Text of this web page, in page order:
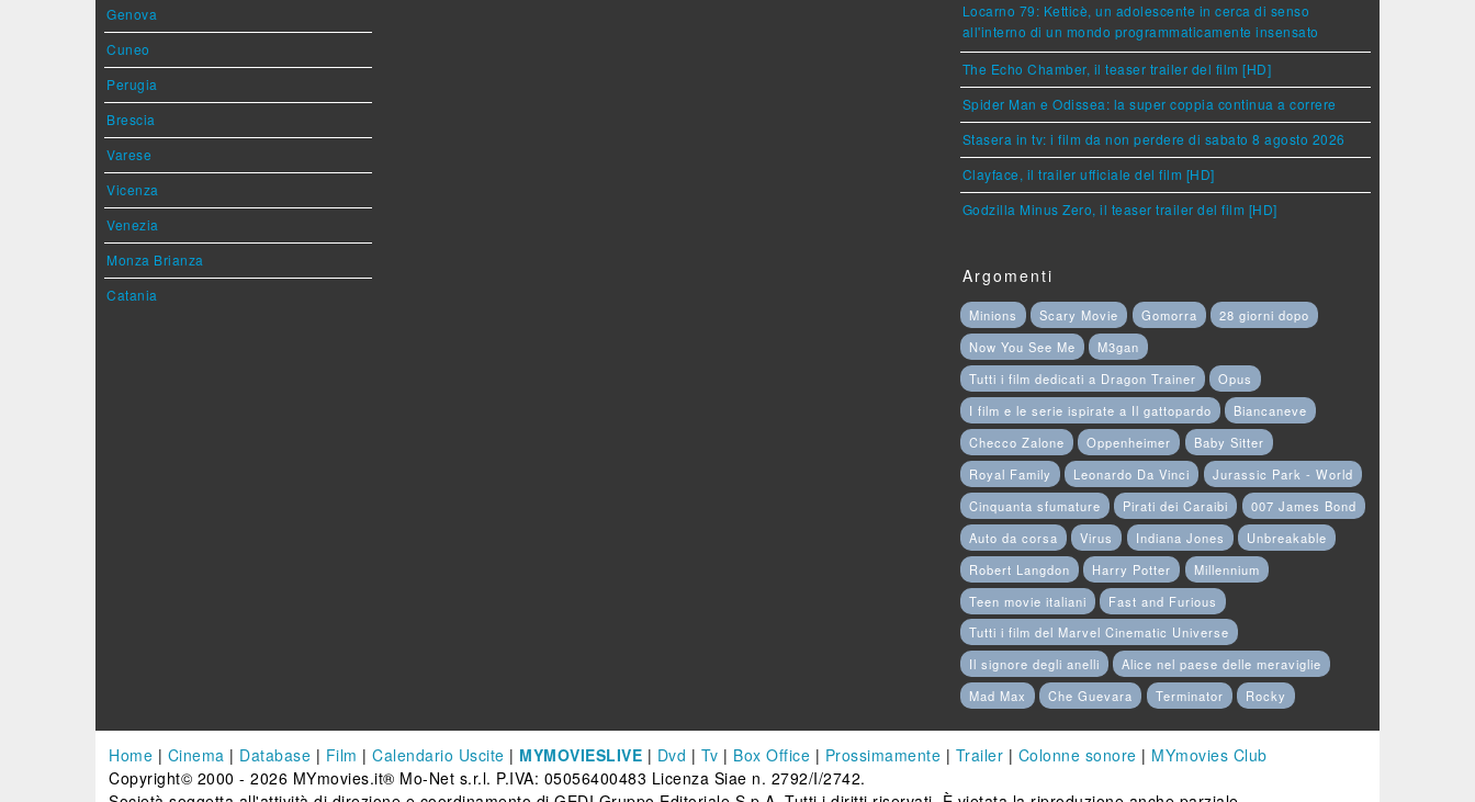
Genova
Cuneo
Perugia
Brescia
Varese
Vicenza
Venezia
Monza Brianza
Catania
Locarno 79: Ketticè, un adolescente in cerca di senso
all'interno di un mondo programmaticamente insensato
The Echo Chamber, il teaser trailer del film [HD]
Spider Man e Odissea: la super coppia continua a correre
Stasera in tv: i film da non perdere di sabato 8 agosto 2026
Clayface, il trailer ufficiale del film [HD]
Godzilla Minus Zero, il teaser trailer del film [HD]
Argomenti
Minions Scary Movie Gomorra
28 giorni dopo
Now You See Me
M3gan
Tutti i film dedicati a Dragon Trainer
Opus
I film e le serie ispirate a Il gattopardo
Biancaneve
Checco Zalone
Oppenheimer
Baby Sitter
Royal Family
Leonardo Da Vinci
Jurassic Park - World
Cinquanta sfumature
Pirati dei Caraibi
007 James Bond
Auto da corsa
Virus Indiana Jones
Unbreakable
Robert Langdon
Harry Potter
Millennium
Teen movie italiani
Fast and Furious
Tutti i film del Marvel Cinematic Universe
Il signore degli anelli
Alice nel paese delle meraviglie
Mad Max
Che Guevara Terminator Rocky
Home | Cinema | Database | Film | Calendario Uscite | MYMOVIESLIVE | Dvd | Tv | Box Office | Prossimamente | Trailer | Colonne sonore | MYmovies Club
Copyright© 2000 - 2026 MYmovies.it® Mo-Net s.r.l. P.IVA: 05056400483 Licenza Siae n. 2792/I/2742.